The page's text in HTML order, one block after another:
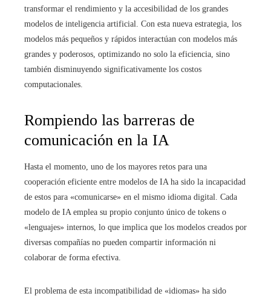
transformar el rendimiento y la accesibilidad de los grandes
modelos de inteligencia artificial. Con esta nueva estrategia, los
modelos más pequeños y rápidos interactúan con modelos más
grandes y poderosos, optimizando no solo la eficiencia, sino
también disminuyendo significativamente los costos
computacionales.
Rompiendo las barreras de
comunicación en la IA
Hasta el momento, uno de los mayores retos para una
cooperación eficiente entre modelos de IA ha sido la incapacidad
de estos para «comunicarse» en el mismo idioma digital. Cada
modelo de IA emplea su propio conjunto único de tokens o
«lenguajes» internos, lo que implica que los modelos creados por
diversas compañías no pueden compartir información ni
colaborar de forma efectiva.
El problema de esta incompatibilidad de «idiomas» ha sido